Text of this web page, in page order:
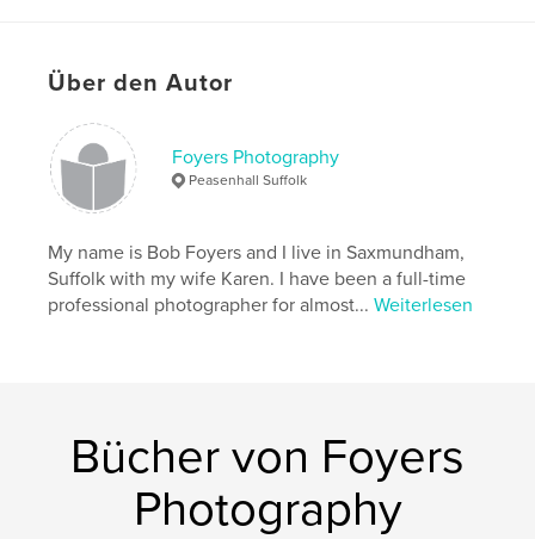
Schlüsselwörter
Über den Autor
Foyers Photography
Peasenhall Suffolk
My name is Bob Foyers and I live in Saxmundham,
Suffolk with my wife Karen. I have been a full-time
professional photographer for almost...Weiterlesen
Bücher von Foyers
Photography